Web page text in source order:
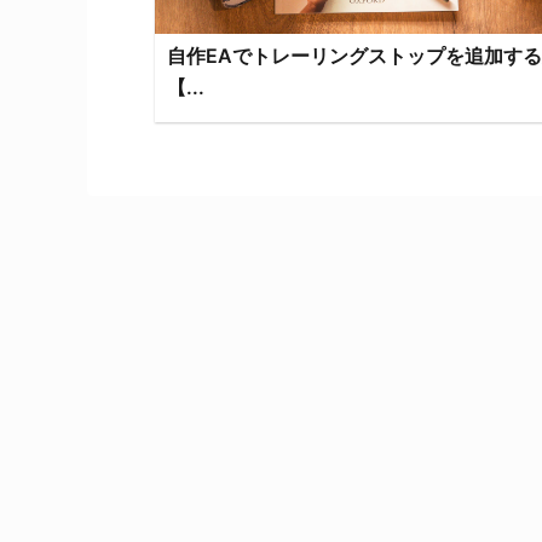
自作EAでトレーリングストップを追加す
【...